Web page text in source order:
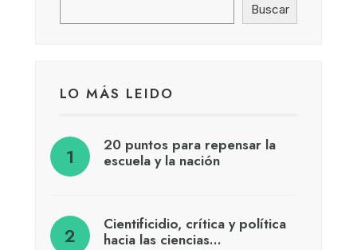
Buscar
LO MÁS LEIDO
20 puntos para repensar la
escuela y la nación
Cientificidio, crítica y política
hacia las ciencias…